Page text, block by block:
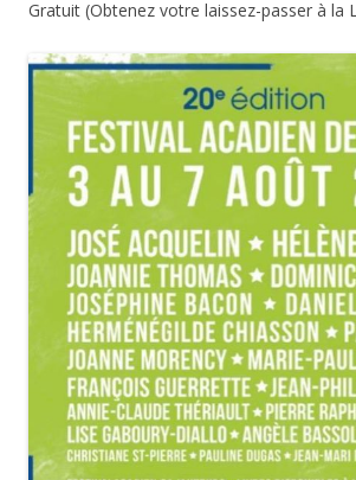
Gratuit (Obtenez votre laissez-passer à la